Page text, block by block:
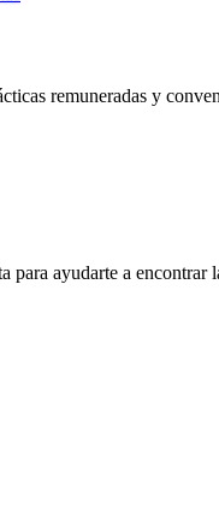
remuneradas y
para ayudarte a